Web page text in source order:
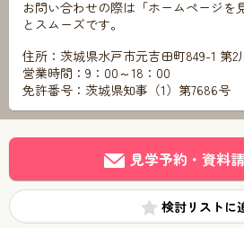
お問い合わせの際は「ホームページを
とスムーズです。
住所：茨城県水戸市元吉田町849-1 第2
営業時間：9：00～18：00
免許番号：茨城県知事（1）第7686号
見学予約・資料
検討リスト